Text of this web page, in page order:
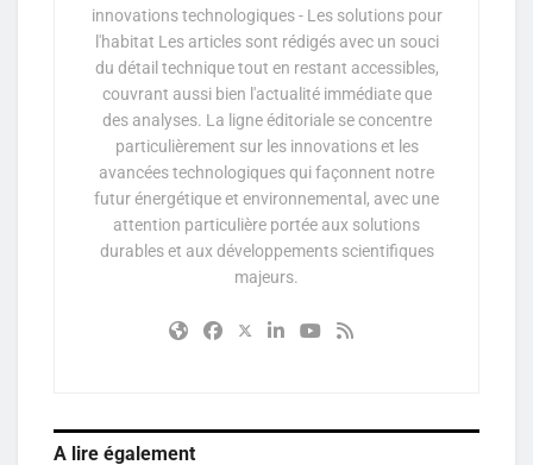
innovations technologiques - Les solutions pour
l'habitat Les articles sont rédigés avec un souci
du détail technique tout en restant accessibles,
couvrant aussi bien l'actualité immédiate que
des analyses. La ligne éditoriale se concentre
particulièrement sur les innovations et les
avancées technologiques qui façonnent notre
futur énergétique et environnemental, avec une
attention particulière portée aux solutions
durables et aux développements scientifiques
majeurs.
A lire également